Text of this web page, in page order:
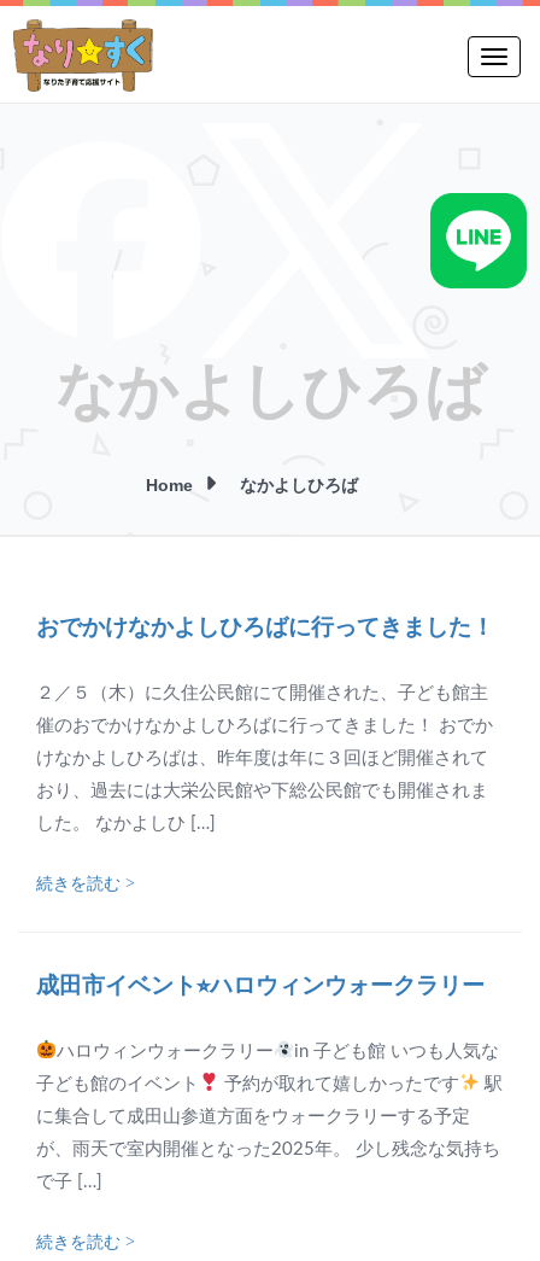
なかよしひろば
Home なかよしひろば
おでかけなかよしひろばに行ってきました！
２／５（木）に久住公民館にて開催された、子ども館主
催のおでかけなかよしひろばに行ってきました！ おでか
けなかよしひろばは、昨年度は年に３回ほど開催されて
おり、過去には大栄公民館や下総公民館でも開催されま
した。 なかよしひ […]
続きを読む >
成田市イベント⭐︎ハロウィンウォークラリー
ハロウィンウォークラリー
in 子ども館 いつも人気な
子ども館のイベント
予約が取れて嬉しかったです
駅
に集合して成田山参道方面をウォークラリーする予定
が、雨天で室内開催となった2025年。 少し残念な気持ち
で子 […]
続きを読む >